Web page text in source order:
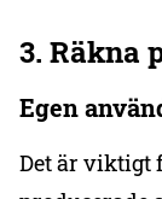
3. Räkna
Egen
Det är viktigt